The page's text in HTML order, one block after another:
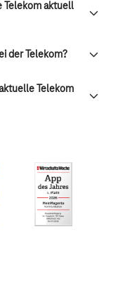
Telekom aktuell
der Telekom?
Telekom